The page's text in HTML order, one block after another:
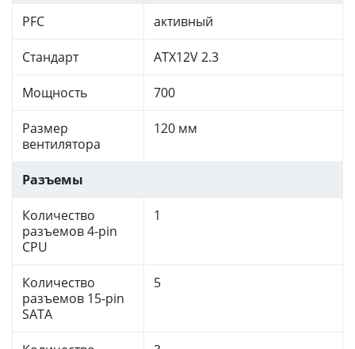
PFC активный
Стандарт ATX12V 2.3
Мощность 700
Размер
вентилятора
120 мм
Разъемы
Количество
разъемов 4-pin
CPU
1
Количество
разъемов 15-pin
SATA
5